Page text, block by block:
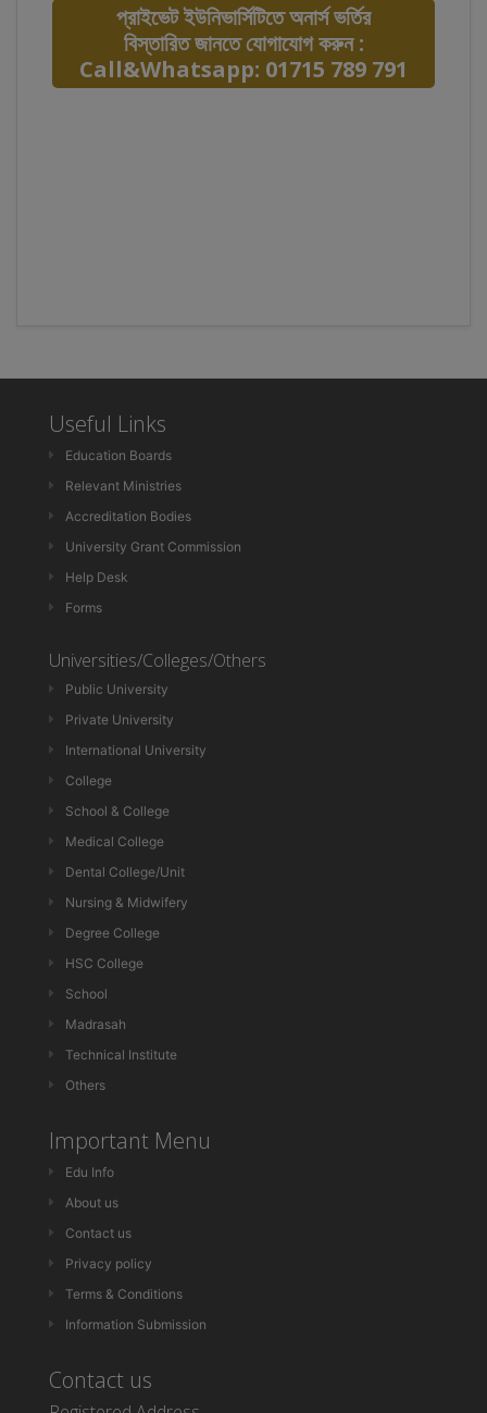
প্রাইভেট ইউনিভার্সিটিতে অনার্স ভর্তির
বিস্তারিত জানতে যোগাযোগ করুন :
Call&Whatsapp: 01715 789 791
Useful Links
Education Boards
Relevant Ministries
Accreditation Bodies
University Grant Commission
Help Desk
Forms
Universities/Colleges/Others
Public University
Private University
International University
College
School & College
Medical College
Dental College/Unit
Nursing & Midwifery
Degree College
HSC College
School
Madrasah
Technical Institute
Others
Important Menu
Edu Info
About us
Contact us
Privacy policy
Terms & Conditions
Information Submission
Contact us